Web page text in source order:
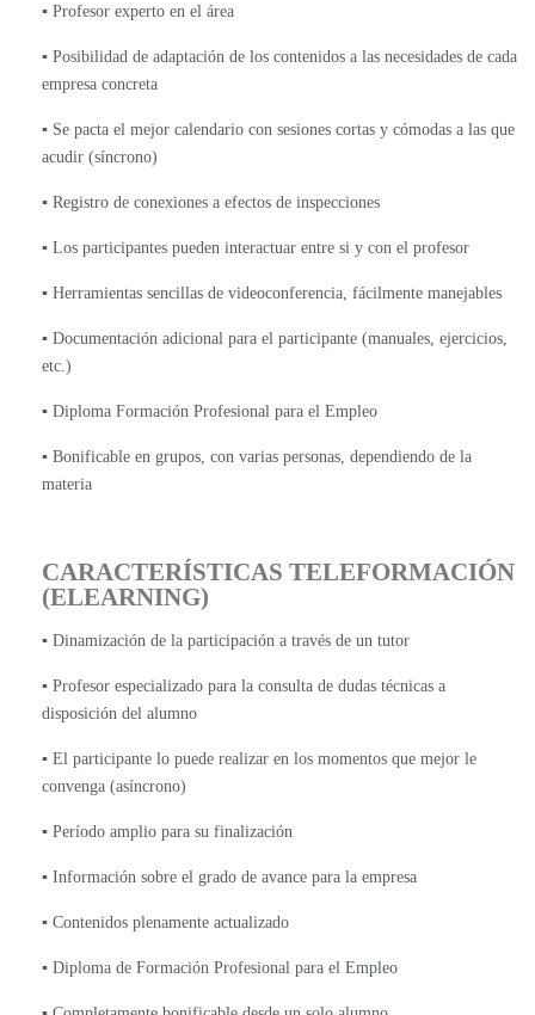
▪️ Profesor experto en el área
▪️ Posibilidad de adaptación de los contenidos a las necesidades de cada
empresa concreta
▪️ Se pacta el mejor calendario con sesiones cortas y cómodas a las que
acudir (síncrono)
▪️ Registro de conexiones a efectos de inspecciones
▪️ Los participantes pueden interactuar entre si y con el profesor
▪️ Herramientas sencillas de videoconferencia, fácilmente manejables
▪️ Documentación adicional para el participante (manuales, ejercicios,
etc.)
▪️ Diploma Formación Profesional para el Empleo
▪️ Bonificable en grupos, con varias personas, dependiendo de la
materia
CARACTERÍSTICAS TELEFORMACIÓN
(ELEARNING)
▪️ Dinamización de la participación a través de un tutor
▪️ Profesor especializado para la consulta de dudas técnicas a
disposición del alumno
▪️ El participante lo puede realizar en los momentos que mejor le
convenga (asíncrono)
▪️ Período amplio para su finalización
▪️ Información sobre el grado de avance para la empresa
▪️ Contenidos plenamente actualizado
▪️ Diploma de Formación Profesional para el Empleo